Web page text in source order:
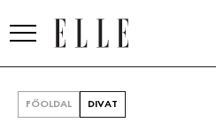
FŐOLDAL DIVAT